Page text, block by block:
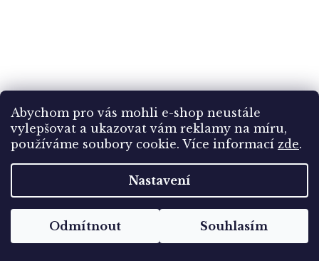
Abychom pro vás mohli e-shop neustále
vylepšovat a ukazovat vám reklamy na míru,
používáme soubory cookie. Více informací zde.
Nastavení
Odmítnout Souhlasím
71 - Vsetínsko, Martiňák na Horní Bečvě, R.
Hoffmann, cca 1930
Skladem(1 ks)
99 Kč